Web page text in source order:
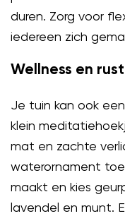
duren. Zorg voor
iedereen zich
Wellness en rust
Je tuin kan ook
klein
mat en zachte
waterornament
maakt en kies
lavendel en munt.